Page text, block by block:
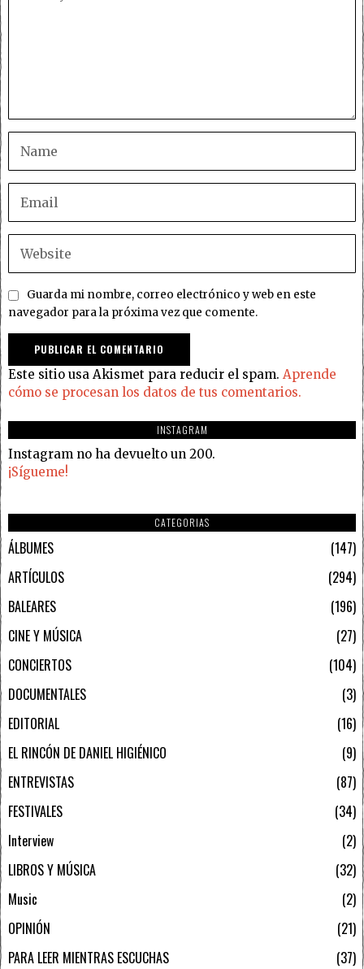
Guarda mi nombre, correo electrónico y web en este
navegador para la próxima vez que comente.
Este sitio usa Akismet para reducir el spam. Aprende
cómo se procesan los datos de tus comentarios.
INSTAGRAM
Instagram no ha devuelto un 200.
¡Sígueme!
CATEGORIAS
ÁLBUMES
147
ARTÍCULOS
294
BALEARES
196
CINE Y MÚSICA
27
CONCIERTOS
104
DOCUMENTALES
3
EDITORIAL
16
EL RINCÓN DE DANIEL HIGIÉNICO
9
ENTREVISTAS
87
FESTIVALES
34
Interview
2
LIBROS Y MÚSICA
32
Music
2
OPINIÓN
21
PARA LEER MIENTRAS ESCUCHAS
37